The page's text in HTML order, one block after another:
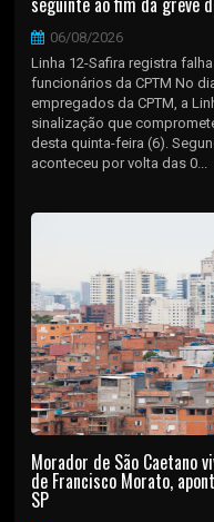
06/08/2026
Linha 12-Safira registra
funcionários da CPTM No
empregados da CPTM, a
sinalização que
desta quinta-feira (6).
aconteceu por volta das 0...
Morador de São Caetano
de Francisco Morato,
SP